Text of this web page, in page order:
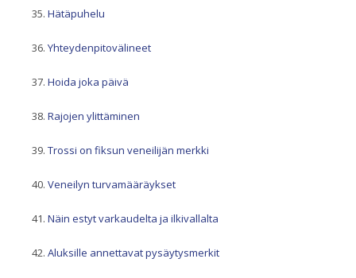
Hätäpuhelu
Yhteydenpitovälineet
Hoida joka päivä
Rajojen ylittäminen
Trossi on fiksun veneilijän merkki
Veneilyn turvamääräykset
Näin estyt varkaudelta ja ilkivallalta
Aluksille annettavat pysäytysmerkit